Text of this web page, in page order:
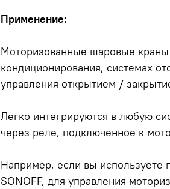
Применение:
Моторизованные шаровые краны
кондиционирования, системах
управления открытием /
Легко интегрируются в любую
через реле, подключенное к
Например, если вы используете
SONOFF, для управления